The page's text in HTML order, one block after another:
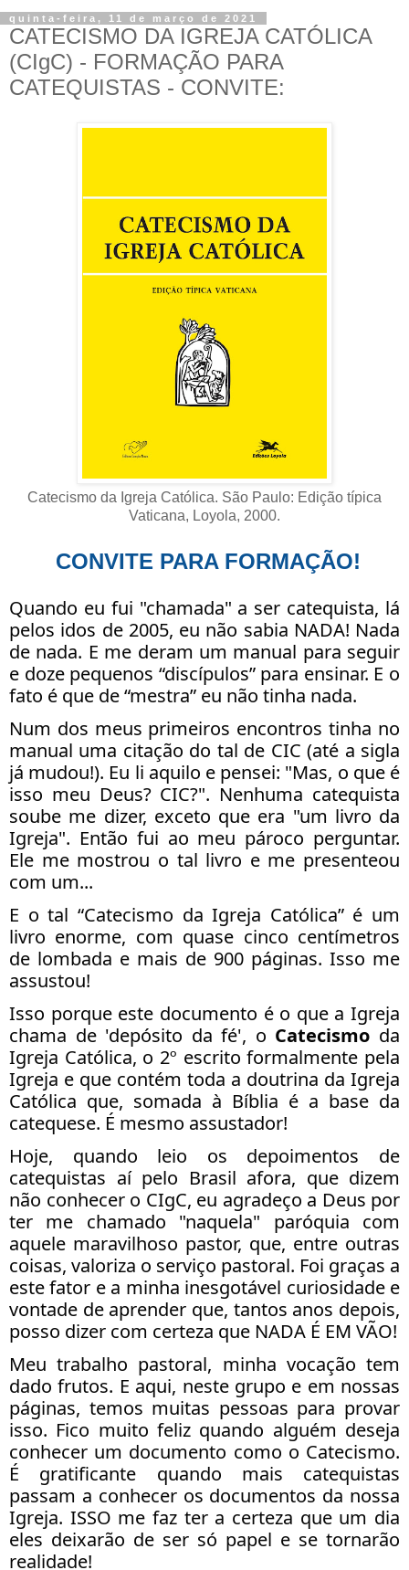
quinta-feira, 11 de março de 2021
CATECISMO DA IGREJA CATÓLICA
(CIgC) - FORMAÇÃO PARA
CATEQUISTAS - CONVITE:
Catecismo da Igreja Católica. São Paulo: Edição típica
Vaticana, Loyola, 2000.
CONVITE PARA FORMAÇÃO!
Quando eu fui "chamada" a ser catequista, lá
pelos idos de 2005, eu não sabia NADA! Nada
de nada. E me deram um manual para seguir
e doze pequenos “discípulos” para ensinar. E o
fato é que de “mestra” eu não tinha nada.
Num dos meus primeiros encontros tinha no
manual uma citação do tal de CIC (até a sigla
já mudou!). Eu li aquilo e pensei: "Mas, o que é
isso meu Deus? CIC?". Nenhuma catequista
soube me dizer, exceto que era "um livro da
Igreja". Então fui ao meu pároco perguntar.
Ele me mostrou o tal livro e me presenteou
com um...
E o tal “Catecismo da Igreja Católica” é um
livro enorme, com quase cinco centímetros
de lombada e mais de 900 páginas. Isso me
assustou!
Isso porque este documento é o que a Igreja
chama de 'depósito da fé', o Catecismo da
Igreja Católica, o 2º escrito formalmente pela
Igreja e que contém toda a doutrina da Igreja
Católica que, somada à Bíblia é a base da
catequese. É mesmo assustador!
Hoje, quando leio os depoimentos de
catequistas aí pelo Brasil afora, que dizem
não conhecer o CIgC, eu agradeço a Deus por
ter me chamado "naquela" paróquia com
aquele maravilhoso pastor, que, entre outras
coisas, valoriza o serviço pastoral. Foi graças a
este fator e a minha inesgotável curiosidade e
vontade de aprender que, tantos anos depois,
posso dizer com certeza que NADA É EM VÃO!
Meu trabalho pastoral, minha vocação tem
dado frutos. E aqui, neste grupo e em nossas
páginas, temos muitas pessoas para provar
isso. Fico muito feliz quando alguém deseja
conhecer um documento como o Catecismo.
É gratificante quando mais catequistas
passam a conhecer os documentos da nossa
Igreja. ISSO me faz ter a certeza que um dia
eles deixarão de ser só papel e se tornarão
realidade!